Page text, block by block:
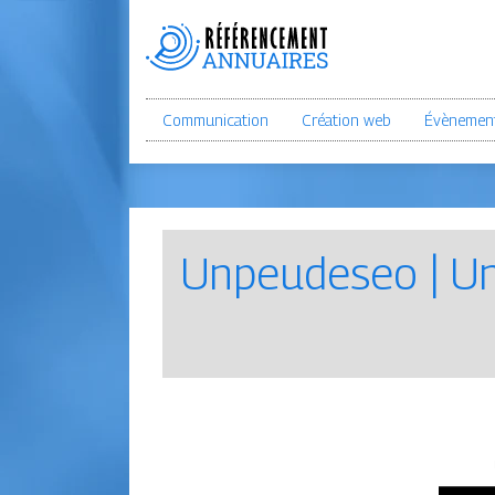
Communication Création web
Unpeudeseo |